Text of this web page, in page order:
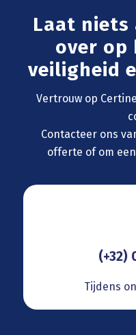
Laat niets
over op
veiligheid
Vertrouw op
Contacteer ons
offerte of om
(+32)
Tijdens